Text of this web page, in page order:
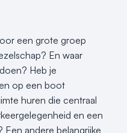
een grote groep
En waar
Heb je
op een boot
huren die centraal
en een
Een andere belangrijke